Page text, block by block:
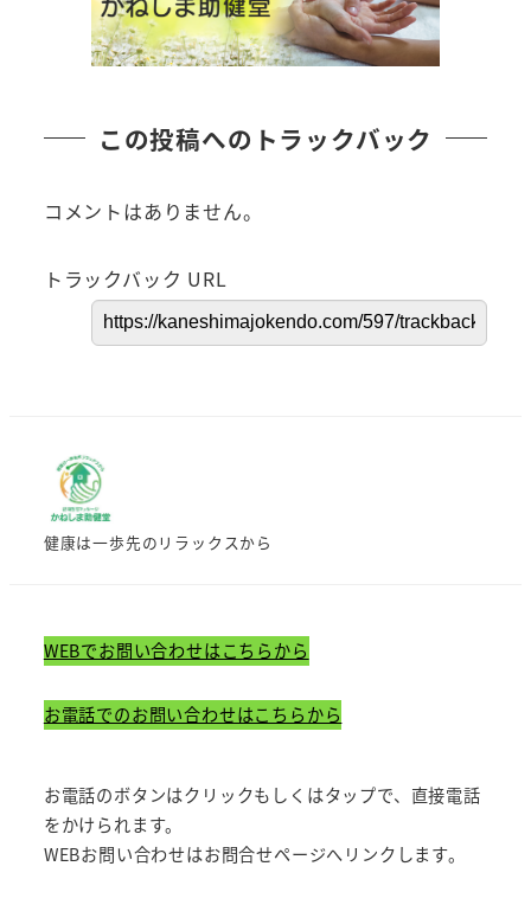
この投稿へのトラックバック
コメントはありません。
トラックバック URL
健康は一歩先のリラックスから
WEBでお問い合わせはこちらから
お電話でのお問い合わせはこちらから
お電話のボタンはクリックもしくはタップで、直接電話
をかけられます。
WEBお問い合わせはお問合せページへリンクします。